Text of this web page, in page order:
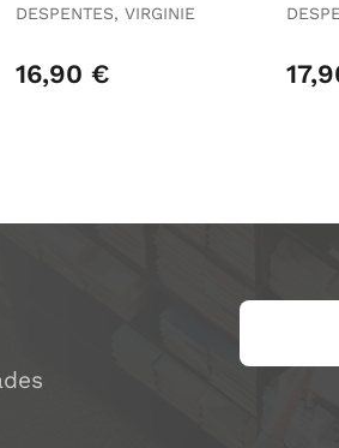
DESPENTES, VIRGINIE
16,90 €